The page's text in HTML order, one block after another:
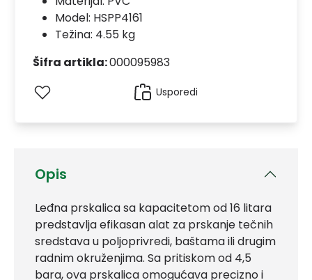
Opis
Leđna prskalica sa kapacitetom od 16 litara
predstavlja efikasan alat za prskanje tečnih
sredstava u poljoprivredi, baštama ili drugim
radnim okruženjima. Sa pritiskom od 4,5
bara, ova prskalica omogućava precizno i
Model: HSPP4161
Težina: 4.55 kg
Šifra artikla:000095983
Usporedi